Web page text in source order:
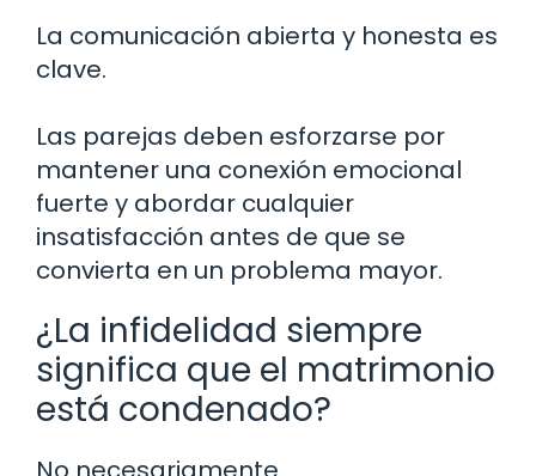
La comunicación abierta y honesta es
clave.
Las parejas deben esforzarse por
mantener una conexión emocional
fuerte y abordar cualquier
insatisfacción antes de que se
convierta en un problema mayor.
¿La infidelidad siempre
significa que el matrimonio
está condenado?